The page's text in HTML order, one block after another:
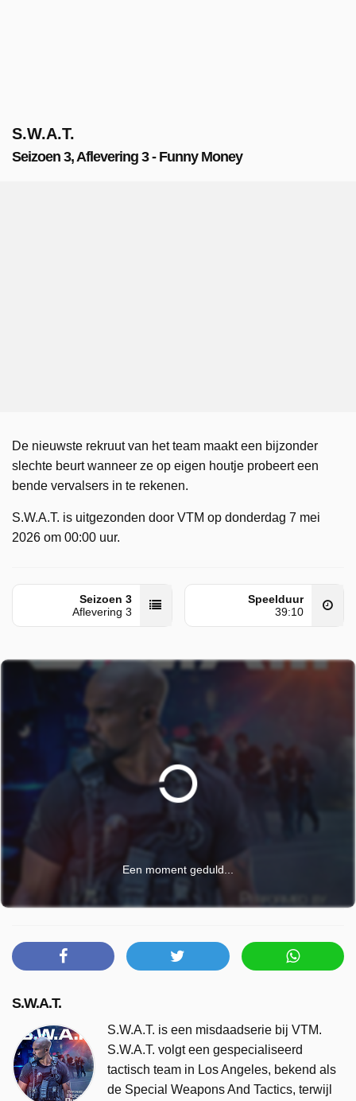
S.W.A.T.
Seizoen 3, Aflevering 3 - Funny Money
De nieuwste rekruut van het team maakt een bijzonder
slechte beurt wanneer ze op eigen houtje probeert een
bende vervalsers in te rekenen.
S.W.A.T. is uitgezonden door VTM op donderdag 7 mei
2026 om 00:00 uur.
Seizoen 3
Aflevering 3
Speelduur
39:10
Een moment geduld...
S.W.A.T.
S.W.A.T. is een misdaadserie bij VTM.
S.W.A.T. volgt een gespecialiseerd
tactisch team in Los Angeles, bekend als
de Special Weapons And Tactics, terwijl